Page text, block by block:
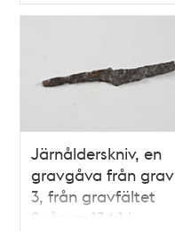
Järnålderskniv, en
gravgåva från grav
3, från gravfältet
Spånga 134:1 i